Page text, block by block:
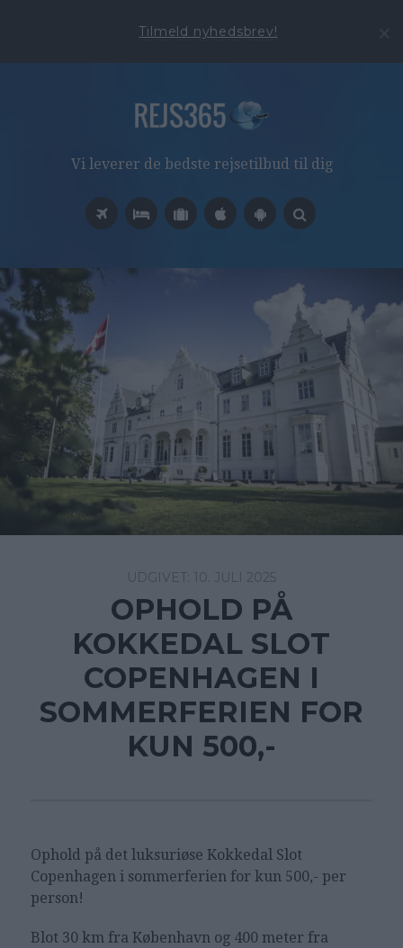
Tilmeld nyhedsbrev!
Vi leverer de bedste rejsetilbud til dig
10. JULI 2025
OPHOLD PÅ
KOKKEDAL SLOT
COPENHAGEN I
SOMMERFERIEN FOR
KUN 500,-
Ophold på det luksuriøse Kokkedal Slot
Copenhagen i sommerferien for kun 500,- per
person!
Blot 30 km fra København og 400 meter fra